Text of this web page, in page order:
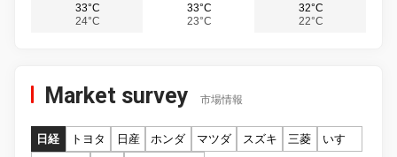
33°C
24°C
33°C
23°C
32°C
22°C
Market survey 市場情報
日経 トヨタ 日産 ホンダ マツダ スズキ 三菱
いすゞ